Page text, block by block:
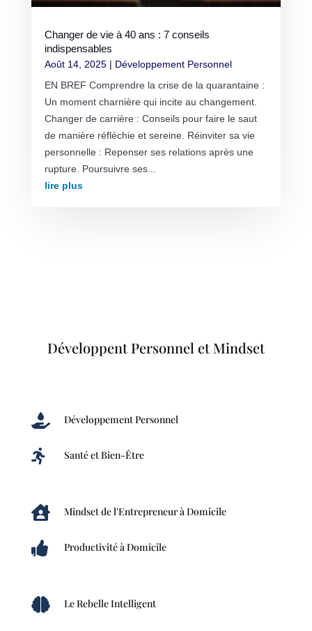
Changer de vie à 40 ans : 7 conseils
indispensables
Août 14, 2025| Développement Personnel
EN BREF Comprendre la crise de la quarantaine :
Un moment charnière qui incite au changement.
Changer de carrière : Conseils pour faire le saut
de manière réfléchie et sereine. Réinviter sa vie
personnelle : Repenser ses relations après une
rupture. Poursuivre ses...
lire plus
Développent Personnel et Mindset
 Développement Personnel
 Santé et Bien-Être
 Mindset de l'Entrepreneur à Domicile
 Productivité à Domicile
 Le Rebelle Intelligent